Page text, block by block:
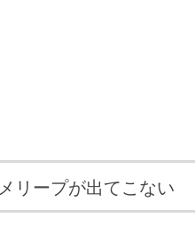
メリープが出てこない